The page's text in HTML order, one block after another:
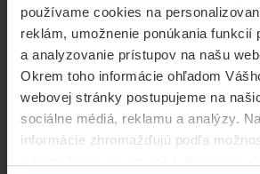
používame cookies na
reklám, umožnenie ponúkania funkcií
a analyzovanie prístupov na našu
Okrem toho informácie ohľadom
webovej stránky postupujeme na
sociálne médiá, reklamu a analýzy.
informácie zhromažďujú podľa